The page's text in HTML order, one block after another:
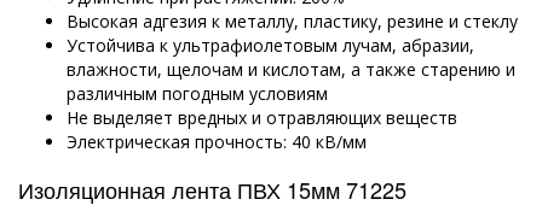
Высокая адгезия к металлу, пластику, резине и стеклу
Устойчива к ультрафиолетовым лучам, абразии,
влажности, щелочам и кислотам, а также старению и
различным погодным условиям
Не выделяет вредных и отравляющих веществ
Электрическая прочность: 40 кВ/мм
Изоляционная лента ПВХ 15мм 71225